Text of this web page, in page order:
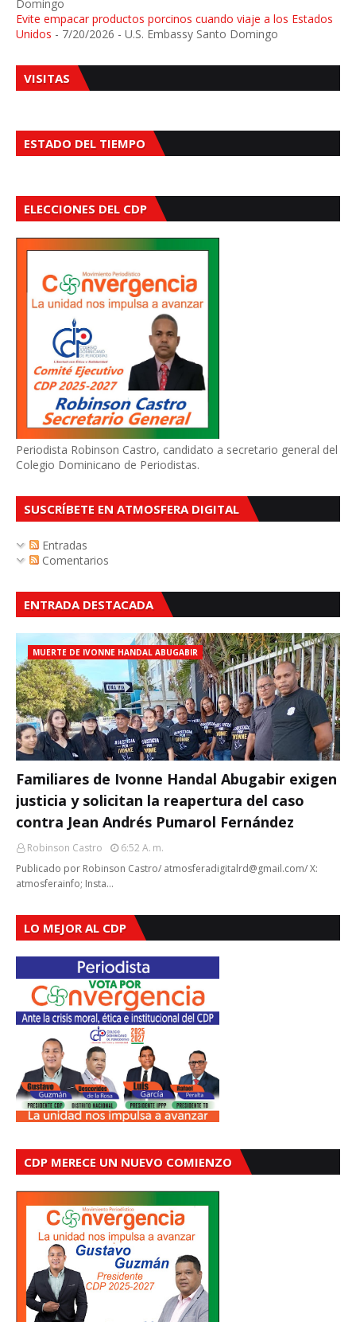
Domingo
Evite empacar productos porcinos cuando viaje a los Estados
Unidos - 7/20/2026 - U.S. Embassy Santo Domingo
VISITAS
ESTADO DEL TIEMPO
ELECCIONES DEL CDP
Periodista Robinson Castro, candidato a secretario general del
Colegio Dominicano de Periodistas.
SUSCRÍBETE EN ATMOSFERA DIGITAL
Entradas
Comentarios
ENTRADA DESTACADA
MUERTE DE IVONNE HANDAL ABUGABIR
Familiares de Ivonne Handal Abugabir exigen
justicia y solicitan la reapertura del caso
contra Jean Andrés Pumarol Fernández
Robinson Castro
6:52 A. M.
Publicado por Robinson Castro/ atmosferadigitalrd@gmail.com/ X:
atmosferainfo; Insta…
LO MEJOR AL CDP
CDP MERECE UN NUEVO COMIENZO